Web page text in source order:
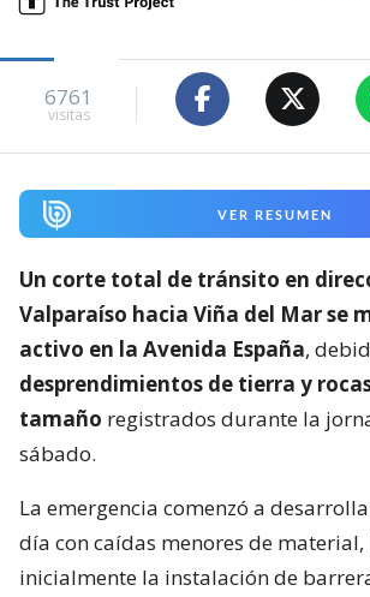
6761
visitas
VER RESUMEN
Un corte total de tránsito en
Valparaíso hacia Viña del Mar se
activo en la Avenida España,
desprendimientos de tierra y
tamaño registrados durante la
sábado.
La emergencia comenzó a
día con caídas menores de
inicialmente la instalación de